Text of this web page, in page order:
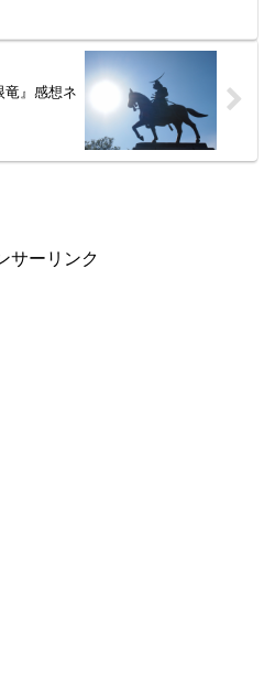
竜』感想ネ
サーリンク